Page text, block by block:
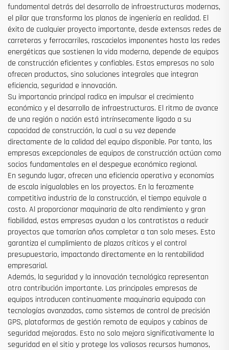
fundamental detrás del desarrollo de infraestructuras modernas,
el pilar que transforma los planos de ingeniería en realidad. El
éxito de cualquier proyecto importante, desde extensas redes de
carreteras y ferrocarriles, rascacielos imponentes hasta las redes
energéticas que sostienen la vida moderna, depende de equipos
de construcción eficientes y confiables. Estas empresas no solo
ofrecen productos, sino soluciones integrales que integran
eficiencia, seguridad e innovación.
Su importancia principal radica en impulsar el crecimiento
económico y el desarrollo de infraestructuras. El ritmo de avance
de una región o nación está intrínsecamente ligado a su
capacidad de construcción, la cual a su vez depende
directamente de la calidad del equipo disponible. Por tanto, las
empresas excepcionales de equipos de construcción actúan como
socios fundamentales en el despegue económico regional.
En segundo lugar, ofrecen una eficiencia operativa y economías
de escala inigualables en los proyectos. En la ferozmente
competitiva industria de la construcción, el tiempo equivale a
costo. Al proporcionar maquinaria de alto rendimiento y gran
fiabilidad, estas empresas ayudan a los contratistas a reducir
proyectos que tomarían años completar a tan solo meses. Esto
garantiza el cumplimiento de plazos críticos y el control
presupuestario, impactando directamente en la rentabilidad
empresarial.
Además, la seguridad y la innovación tecnológica representan
otra contribución importante. Las principales empresas de
equipos introducen continuamente maquinaria equipada con
tecnologías avanzadas, como sistemas de control de precisión
GPS, plataformas de gestión remota de equipos y cabinas de
seguridad mejoradas. Esto no solo mejora significativamente la
seguridad en el sitio y protege los valiosos recursos humanos,